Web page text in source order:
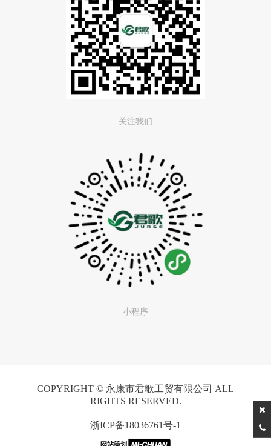
关注我们
小程序
COPYRIGHT © 永康市君歌工贸有限公司 ALL
RIGHTS RESERVED.
浙ICP备18036761号-1